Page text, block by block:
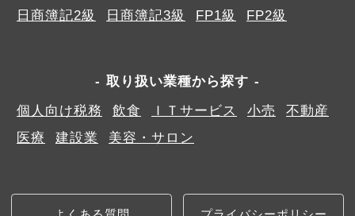
日商簿記2級
日商簿記3級 FP1級 FP2級
取り扱い業種から探す
個人向け税務
飲食 ＩＴサービス 小売
不動産
医療
建設業 美容・サロン